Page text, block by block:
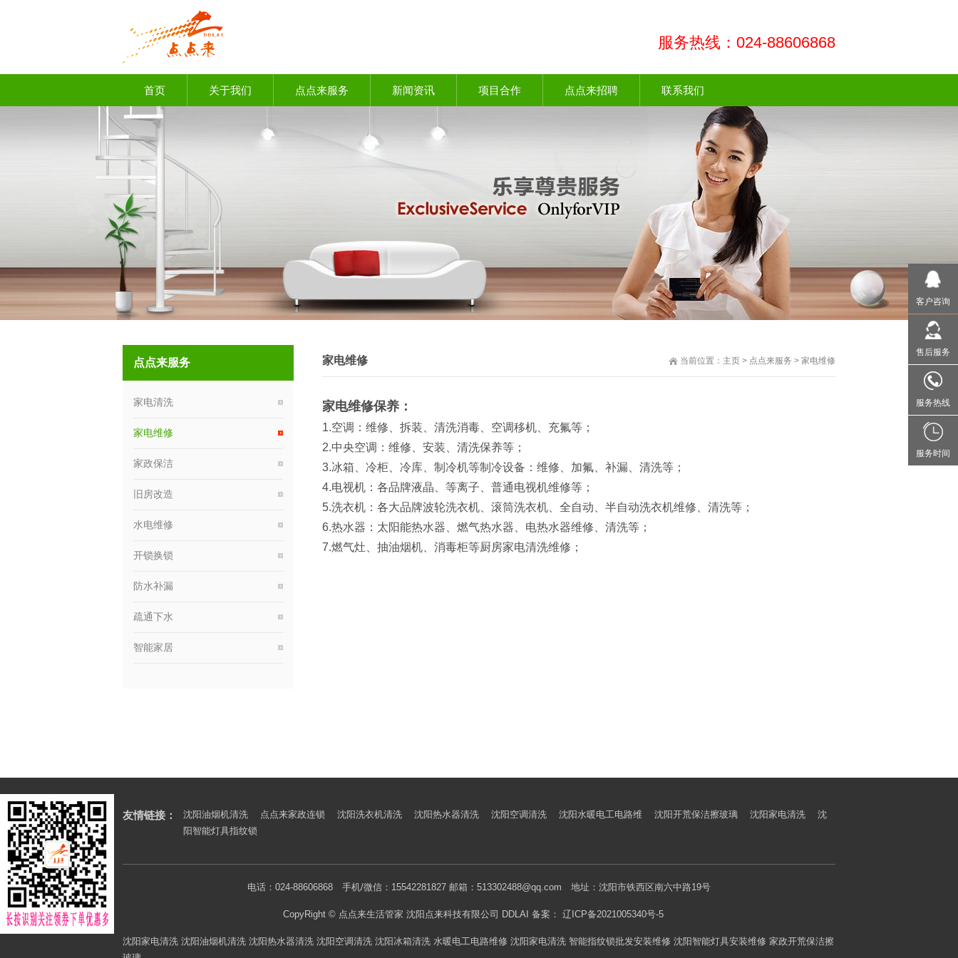
服务热线：024-88606868
首页 关于我们 点点来服务 新闻资讯 项目合作 点点来招聘 联系我们
当前位置： 主页 > 点点来服务 > 家电维修
家电维修
家电维修保养：
1.空调：维修、拆装、清洗消毒、空调移机、充氟等；
2.中央空调：维修、安装、清洗保养等；
3.冰箱、冷柜、冷库、制冷机等制冷设备：维修、加氟、补漏、清洗等；
4.电视机：各品牌液晶、等离子、普通电视机维修等；
5.洗衣机：各大品牌波轮洗衣机、滚筒洗衣机、全自动、半自动洗衣机维修、清洗等；
6.热水器：太阳能热水器、燃气热水器、电热水器维修、清洗等；
7.燃气灶、抽油烟机、消毒柜等厨房家电清洗维修；
点点来服务
家电清洗
家电维修
家政保洁
旧房改造
水电维修
开锁换锁
防水补漏
疏通下水
智能家居
友情链接： 沈阳油烟机清洗 点点来家政连锁 沈阳洗衣机清洗 沈阳热水器清洗 沈阳空调清洗 沈阳水暖电工电路维 沈阳开荒保洁擦玻璃 沈阳家电清洗
沈
阳智能灯具指纹锁
电话：024-88606868 手机/微信：15542281827 邮箱：513302488@qq.com 地址：沈阳市铁西区南六中路19号
CopyRight © 点点来生活管家 沈阳点来科技有限公司 DDLAI 备案： 辽ICP备2021005340号-5
沈阳家电清洗 沈阳油烟机清洗 沈阳热水器清洗 沈阳空调清洗 沈阳冰箱清洗 水暖电工电路维修 沈阳家电清洗 智能指纹锁批发安装维修 沈阳智能灯具安装维修 家政开荒保洁擦
客户咨询
售后服务
服务热线
服务时间